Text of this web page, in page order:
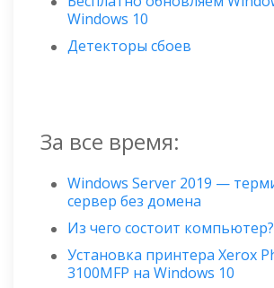
Windows 10
Детекторы сбоев
За все время:
Windows Server 2019 —
сервер без домена
Из чего состоит компьютер?
Установка принтера Xerox
3100MFP на Windows 10